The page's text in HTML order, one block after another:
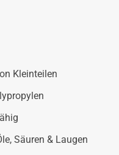
Kleinteilen
Säuren & Laugen